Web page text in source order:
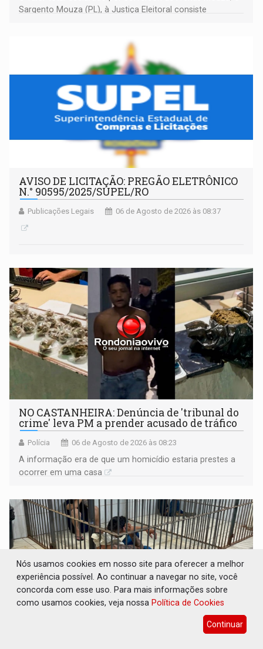
Sargento Mouza (PL), à Justiça Eleitoral consiste
AVISO DE LICITAÇÃO: PREGÃO ELETRÔNICO
N.° 90595/2025/SUPEL/RO
Publicações Legais 06 de Agosto de 2026 às 08:37
NO CASTANHEIRA: ​Denúncia de 'tribunal do
crime' leva PM a prender acusado de tráfico
Polícia 06 de Agosto de 2026 às 08:23
A informação era de que um homicídio estaria prestes a
ocorrer em uma casa
Nós usamos cookies em nosso site para oferecer a melhor
experiência possível. Ao continuar a navegar no site, você
concorda com esse uso. Para mais informações sobre
como usamos cookies, veja nossa Política de Cookies
Continuar